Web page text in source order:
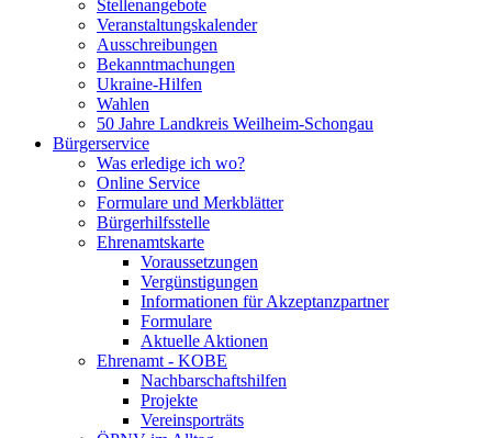
Stellenangebote
Veranstaltungskalender
Ausschreibungen
Bekanntmachungen
Ukraine-Hilfen
Wahlen
50 Jahre Landkreis Weilheim-Schongau
Bürgerservice
Was erledige ich wo?
Online Service
Formulare und Merkblätter
Bürgerhilfsstelle
Ehrenamtskarte
Voraussetzungen
Vergünstigungen
Informationen für Akzeptanzpartner
Formulare
Aktuelle Aktionen
Ehrenamt - KOBE
Nachbarschaftshilfen
Projekte
Vereinsporträts